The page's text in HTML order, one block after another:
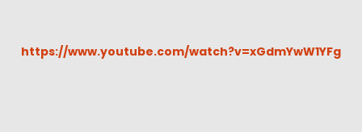
https://www.youtube.com/watch?v=xGdmYwW1YFg